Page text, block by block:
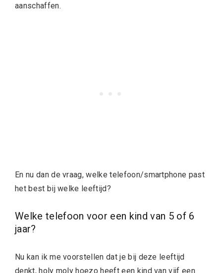
aanschaffen.
En nu dan de vraag, welke telefoon/smartphone past
het best bij welke leeftijd?
Welke telefoon voor een kind van 5 of 6
jaar?
Nu kan ik me voorstellen dat je bij deze leeftijd
denkt, holy moly hoezo heeft een kind van vijf een